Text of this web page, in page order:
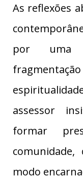
As reflexões
por uma
assessor
formar
modo